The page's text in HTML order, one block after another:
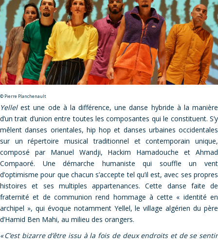
© Pierre Planchenault
Yellelest une ode à la différence, une danse hybride à la manière
d’un trait d’union entre toutes les composantes qui le constituent. S’y
mêlent danses orientales, hip hop et danses urbaines occidentales
sur un répertoire musical traditionnel et contemporain unique,
composé par Manuel Wandji, Hackim Hamadouche et Ahmad
Compaoré. Une démarche humaniste qui souffle un vent
d’optimisme pour que chacun s’accepte tel qu’il est, avec ses propres
histoires et ses multiples appartenances. Cette danse faite de
fraternité et de communion rend hommage à cette « identité en
archipel », qui évoque notamment Yellel, le village algérien du père
d’Hamid Ben Mahi, au milieu des orangers.
« C’est bizarre d’être issu à la fois de deux endroits et de se sentir